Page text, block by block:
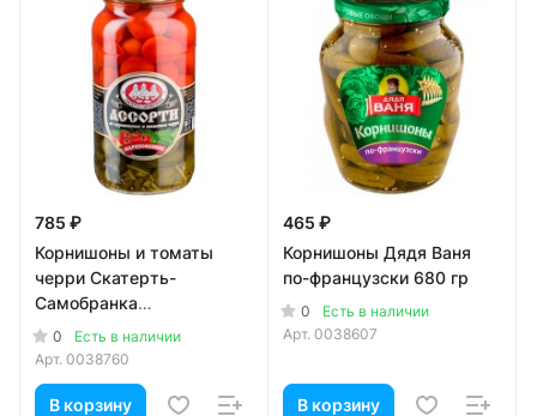
785 ₽
Корнишоны и томаты
черри Скатерть-
Самобранка
маринованные 1415 мл
0
Есть в наличии
Арт. 0038760
В корзину
465 ₽
Корнишоны Дядя Ваня
по-французски 680 гр
0
Есть в наличии
Арт. 0038607
В корзину